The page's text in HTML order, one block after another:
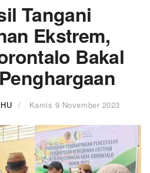
Tangani
Ekstrem,
Bakal
Kamis 9 November 2023